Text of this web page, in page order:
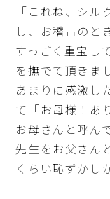
「これね、シ
し、お稽古のと
すっごく重宝し
を撫でて頂きま
あまりに感激し
て「お母様！あ
お母さんと呼ん
先生をお父さん
くらい恥ずかし